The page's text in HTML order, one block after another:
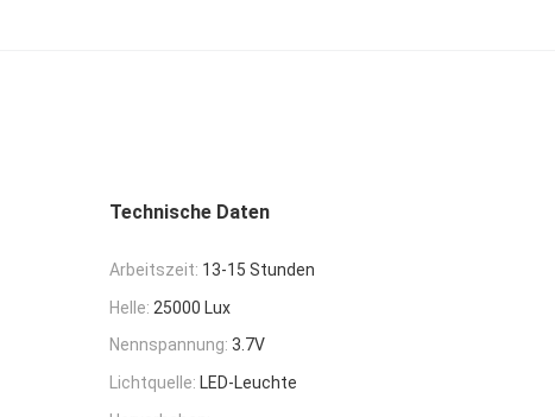
Technische Daten
Arbeitszeit: 13-15 Stunden
Helle: 25000 Lux
Nennspannung: 3.7V
Lichtquelle: LED-Leuchte